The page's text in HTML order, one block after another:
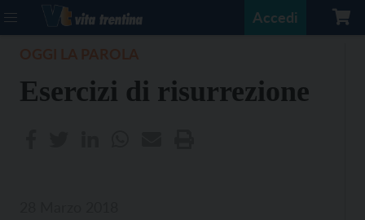
Accedi
Esercizi di risurrezione